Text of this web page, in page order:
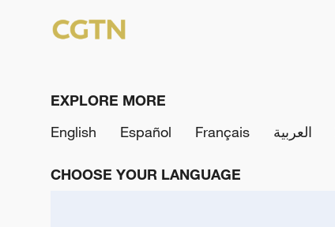
EXPLORE MORE
English
Español Français العربية
CHOOSE YOUR LANGUAGE